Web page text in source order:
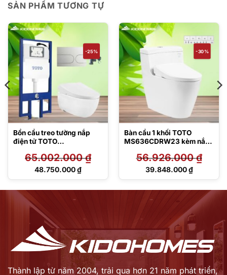
SẢN PHẨM TƯƠNG TỰ
-25%
Bồn cầu treo tường nắp
điện tử TOTO
A/WH172AT/TCA546/MB1
75M#SS
65.002.000₫
Giá
48.750.000₫
Giá
-30%
Bàn cầu 1 khối TOTO
MS636CDRW23 kèm nắp
56.926.000₫
Giá
56.926.000 ₫.
39.848.000₫
Giá
39.848.000 ₫.
Thành lập từ năm 2004, trải qua hơn 21 năm phát triển,